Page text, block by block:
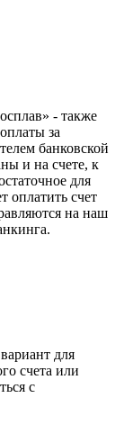
- также
за
банковской
и на счете, к
для
оплатить счет
на наш
для
счета или
с